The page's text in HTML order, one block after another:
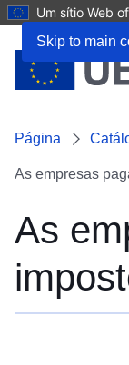
Skip to main
Um sítio Web
Página
As empresas
As